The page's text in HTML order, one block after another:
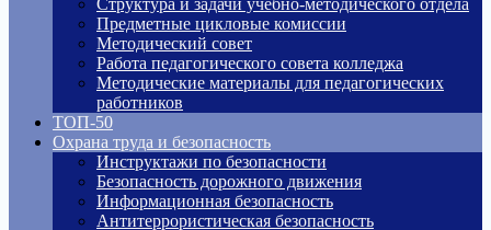
Структура и задачи учебно-методического отдела
Предметные цикловые комиссии
Методический совет
Работа педагогического совета колледжа
Методические материалы для педагогических
работников
ТОП-50
Охрана труда и безопасность
Инструктажи по безопасности
Безопасность дорожного движения
Информационная безопасность
Антитеррористическая безопасность